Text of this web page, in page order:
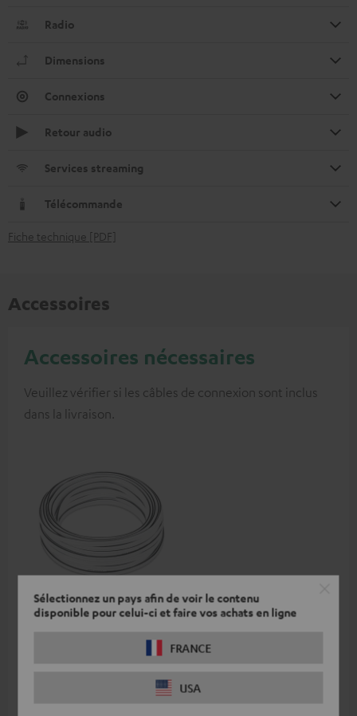
Sélectionnez un pays afin de voir le contenu
disponible pour celui-ci et faire vos achats en ligne
FRANCE
USA
Radio
Dimensions
Connexions
Retour audio
Services streaming
Télécommande
Fiche technique [PDF]
Accessoires
Accessoires nécessaires
Veuillez vérifier si les câbles de connexion sont inclus
dans la livraison.
Câble d’enceinte 15 m
C2515S